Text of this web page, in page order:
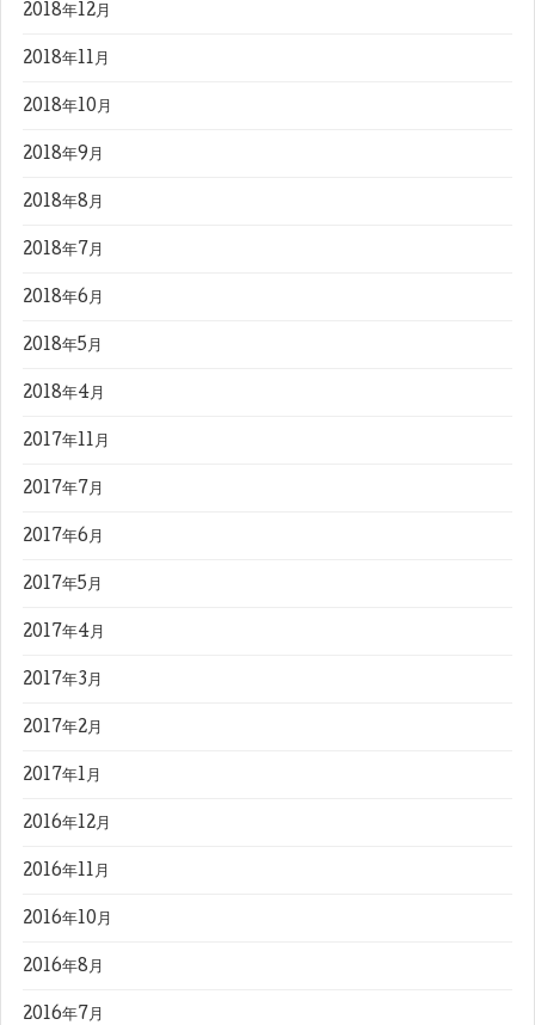
2018年12月
2018年11月
2018年10月
2018年9月
2018年8月
2018年7月
2018年6月
2018年5月
2018年4月
2017年11月
2017年7月
2017年6月
2017年5月
2017年4月
2017年3月
2017年2月
2017年1月
2016年12月
2016年11月
2016年10月
2016年8月
2016年7月